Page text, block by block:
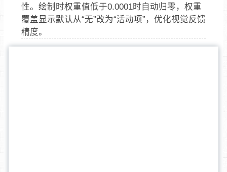
性。绘制时权重值低于0.0001时自动归零，权重
覆盖显示默认从“无”改为“活动项”，优化视觉反馈
精度。